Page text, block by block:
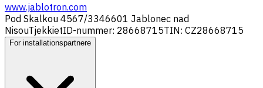
www.jablotron.com
Pod Skalkou 4567/3346601 Jablonec nad
NisouTjekkietID-nummer: 28668715TIN: CZ28668715
For installationspartnere